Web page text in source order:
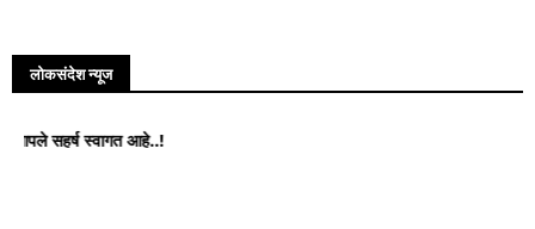
लोकसंदेश न्यूज
स्वागत आहे..!